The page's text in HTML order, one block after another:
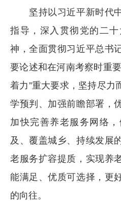
坚持以习近平新时代中
指导，深入贯彻党的二
神，全面贯彻习近平总书
要论述和在河南考察时重
着力”重大要求，坚持尽力
学预判、加强前瞻部署，
加快完善养老服务网络
及、覆盖城乡、持续发展
老服务扩容提质，实现养
能满足、优质可选择，更
的向往。